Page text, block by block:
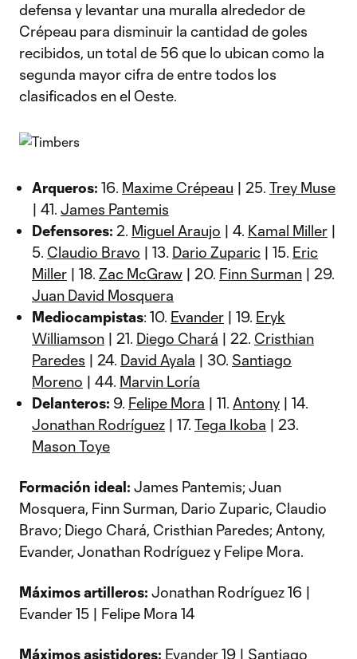
defensa y levantar una muralla alrededor de
Crépeau para disminuir la cantidad de goles
recibidos, un total de 56 que lo ubican como la
segunda mayor cifra de entre todos los
clasificados en el Oeste.
Arqueros: 16. Maxime Crépeau | 25. Trey Muse
| 41. James Pantemis
Defensores: 2. Miguel Araujo | 4. Kamal Miller |
5. Claudio Bravo | 13. Dario Zuparic | 15. Eric
Miller | 18. Zac McGraw | 20. Finn Surman | 29.
Juan David Mosquera
Mediocampistas: 10. Evander | 19. Eryk
Williamson | 21. Diego Chará | 22. Cristhian
Paredes | 24. David Ayala | 30. Santiago
Moreno | 44. Marvin Loría
Delanteros: 9. Felipe Mora | 11. Antony | 14.
Jonathan Rodríguez | 17. Tega Ikoba | 23.
Mason Toye
Formación ideal: James Pantemis; Juan
Mosquera, Finn Surman, Dario Zuparic, Claudio
Bravo; Diego Chará, Cristhian Paredes; Antony,
Evander, Jonathan Rodríguez y Felipe Mora.
Máximos artilleros: Jonathan Rodríguez 16 |
Evander 15 | Felipe Mora 14
Máximos asistidores: Evander 19 | Santiago